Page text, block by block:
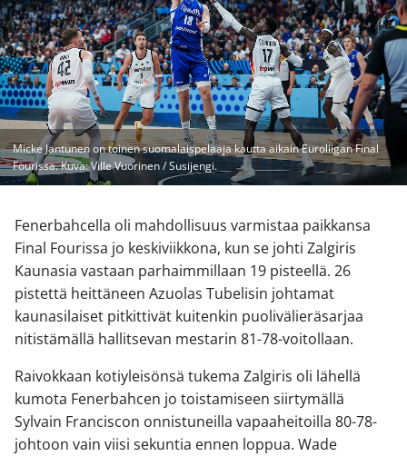
Micke Jantunen on toinen suomalaispelaaja kautta aikain Euroliigan Final
Fourissa. Kuva: Ville Vuorinen / Susijengi.
Fenerbahcella oli mahdollisuus varmistaa paikkansa
Final Fourissa jo keskiviikkona, kun se johti Zalgiris
Kaunasia vastaan parhaimmillaan 19 pisteellä. 26
pistettä heittäneen Azuolas Tubelisin johtamat
kaunasilaiset pitkittivät kuitenkin puolivälieräsarjaa
nitistämällä hallitsevan mestarin 81-78-voitollaan.
Raivokkaan kotiyleisönsä tukema Zalgiris oli lähellä
kumota Fenerbahcen jo toistamiseen siirtymällä
Sylvain Franciscon onnistuneilla vapaaheitoilla 80-78-
johtoon vain viisi sekuntia ennen loppua. Wade